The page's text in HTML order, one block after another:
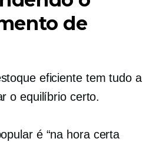
de
eficiente tem tudo a
o equilíbrio certo.
é “na hora certa